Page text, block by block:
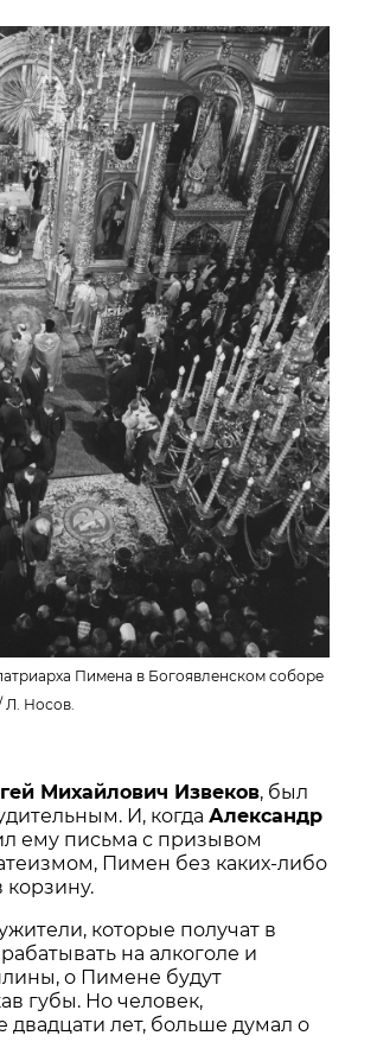
Пимена в Богоявленском соборе
Л. Носов.
Михайлович Извеков, был
И, когда Александр
ему письма с призывом
Пимен без каких-либо
которые получат в
на алкоголе и
о Пимене будут
губы. Но человек,
лет, больше думал о